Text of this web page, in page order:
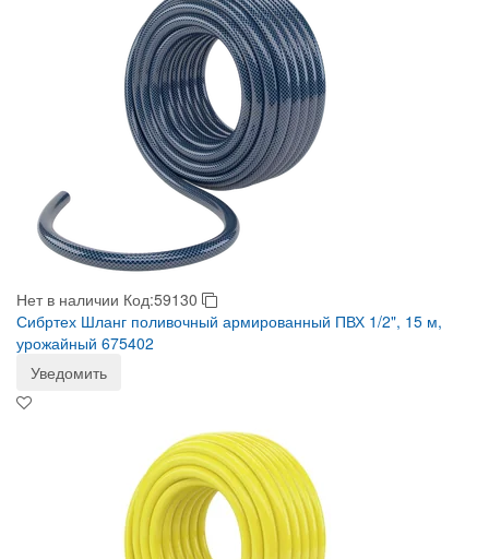
Нет в наличии Код:59130
Сибртех Шланг поливочный армированный ПВХ 1/2", 15 м,
урожайный 675402
Уведомить